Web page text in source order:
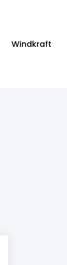
Windkraft